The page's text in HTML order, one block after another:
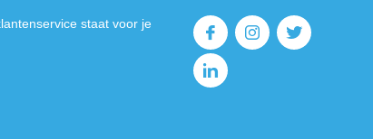
staat voor je